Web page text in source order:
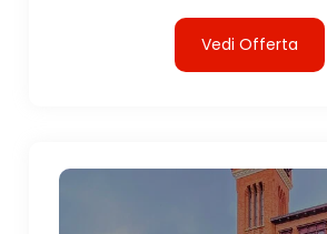
Vedi Offerta